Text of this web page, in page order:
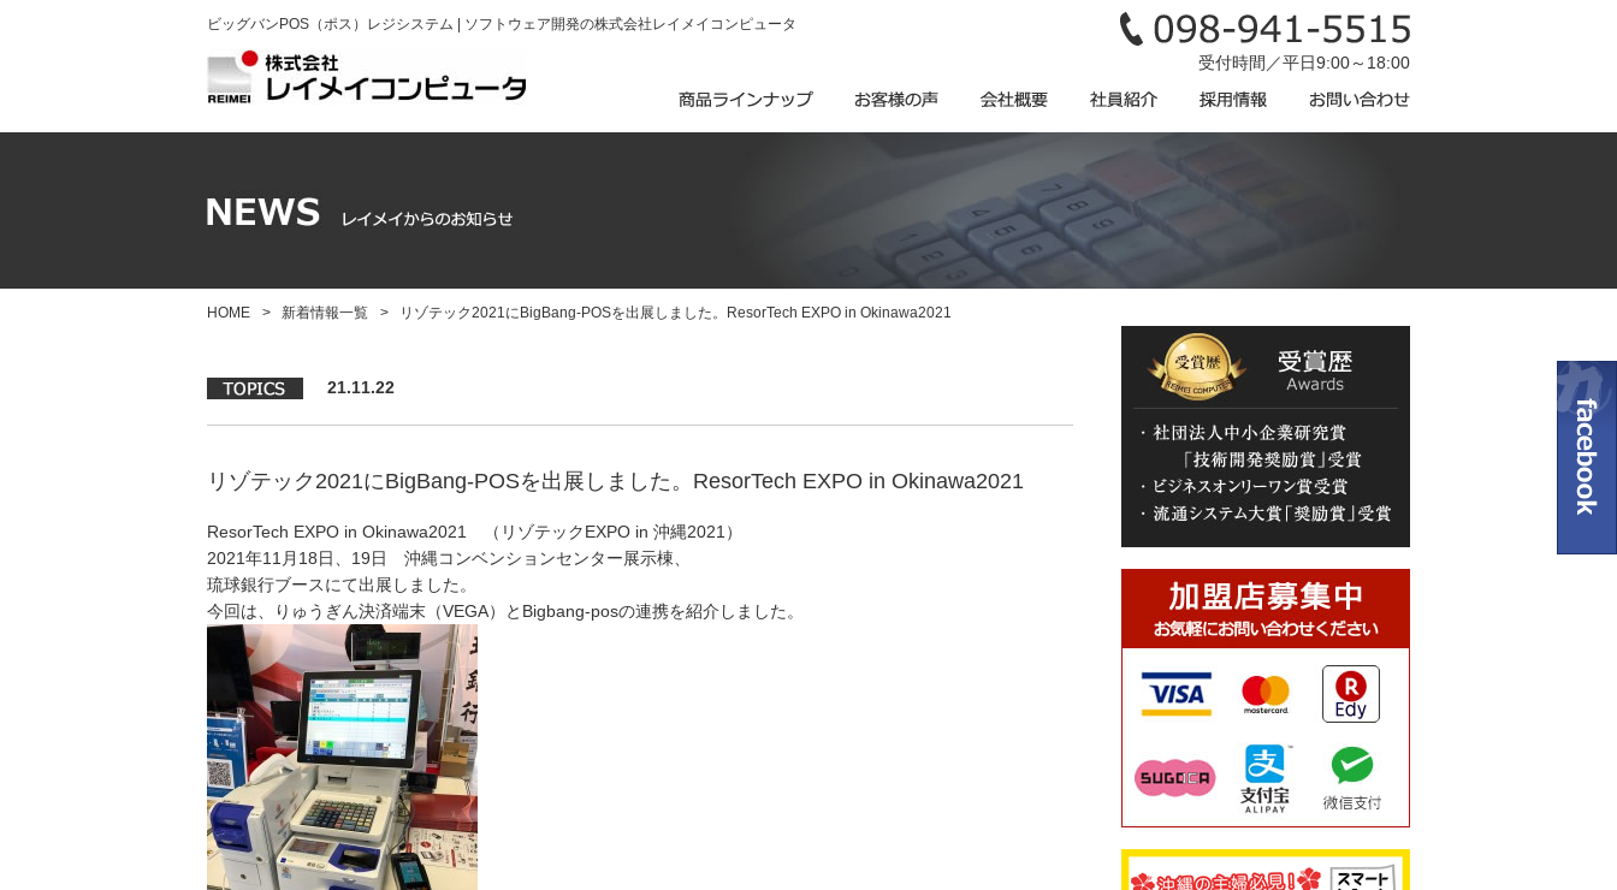
ビッグバンPOS（ポス）レジシステム | ソフトウェア開発の株式会社レイメイコンピュータ
受付時間／平日9:00～18:00
HOME > 新着情報一覧 > リゾテック2021にBigBang-POSを出展しました。ResorTech EXPO in Okinawa2021
21.11.22
リゾテック2021にBigBang-POSを出展しました。ResorTech EXPO in Okinawa2021
ResorTech EXPO in Okinawa2021 （リゾテックEXPO in 沖縄2021）
2021年11月18日、19日 沖縄コンベンションセンター展示棟、
琉球銀行ブースにて出展しました。
今回は、りゅうぎん決済端末（VEGA）とBigbang-posの連携を紹介しました。